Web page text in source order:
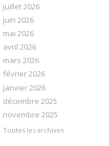
juillet 2026
juin 2026
mai 2026
avril 2026
mars 2026
février 2026
janvier 2026
décembre 2025
novembre 2025
Toutes les archives